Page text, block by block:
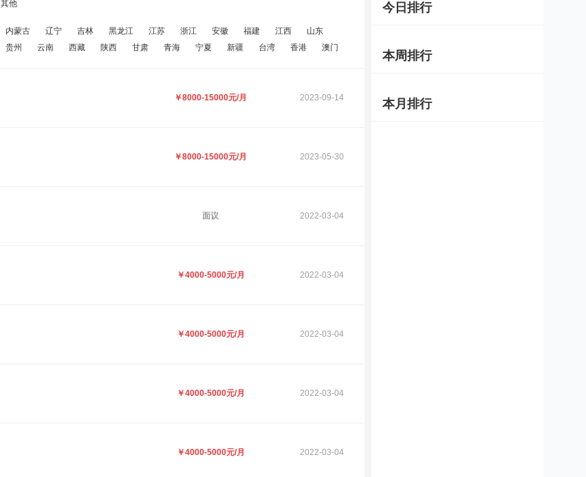
其他
内蒙古 辽宁 吉林 黑龙江 江苏 浙江 安徽 福建 江西
山东
贵州 云南 西藏 陕西 甘肃 青海 宁夏 新疆 台湾 香港 澳门
￥8000-15000元/月 2023-09-14
￥8000-15000元/月 2023-05-30
面议 2022-03-04
￥4000-5000元/月 2022-03-04
￥4000-5000元/月 2022-03-04
￥4000-5000元/月 2022-03-04
￥4000-5000元/月 2022-03-04
今日排行
本周排行
本月排行